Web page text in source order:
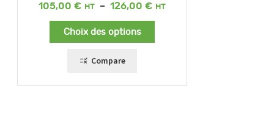
105,00 € – 126,00 €
Plage
Choix des options
Compare